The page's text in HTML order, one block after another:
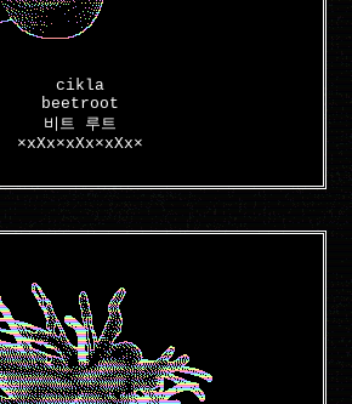
cikla
beetroot
비트 루트
×xXx×xXx×xXx×